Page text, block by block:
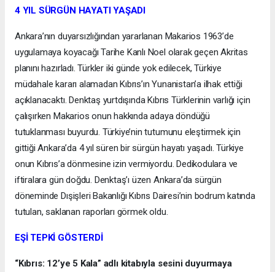
4 YIL SÜRGÜN HAYATI YAŞADI
Ankara’nın duyarsızlığından yararlanan Makarios 1963’de
uygulamaya koyacağı Tarihe Kanlı Noel olarak geçen Akritas
planını hazırladı. Türkler iki günde yok edilecek, Türkiye
müdahale kararı alamadan Kıbrıs’ın Yunanistan’a ilhak ettiği
açıklanacaktı. Denktaş yurtdışında Kıbrıs Türklerinin varlığı için
çalışırken Makarios onun hakkında adaya döndüğü
tutuklanması buyurdu. Türkiye’nin tutumunu eleştirmek için
gittiği Ankara’da 4 yıl süren bir sürgün hayatı yaşadı. Türkiye
onun Kıbrıs’a dönmesine izin vermiyordu. Dedikodulara ve
iftiralara gün doğdu. Denktaş’ı üzen Ankara’da sürgün
döneminde Dışişleri Bakanlığı Kıbrıs Dairesi’nin bodrum katında
tutulan, saklanan raporları görmek oldu.
EŞİ TEPKİ GÖSTERDİ
“Kıbrıs: 12’ye 5 Kala” adlı kitabıyla sesini duyurmaya